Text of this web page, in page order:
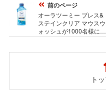
前のページ
オーラツーミー ブレス&
ステインクリア マウスウ
ォッシュが1000名様に当
たるプレゼントキャンペ
ト